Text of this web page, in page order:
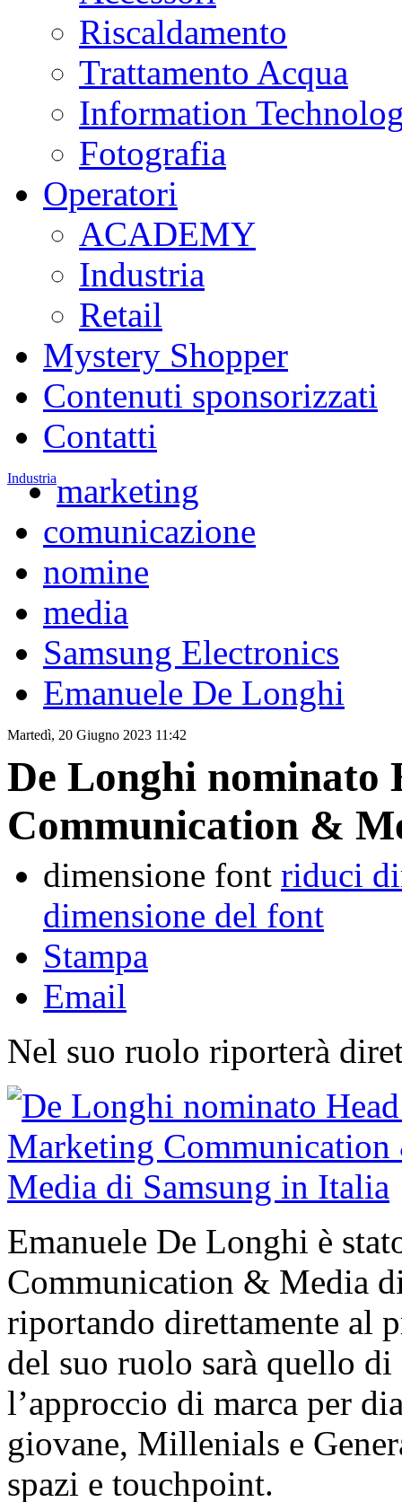
Riscaldamento
Trattamento Acqua
Information
Fotografia
Operatori
ACADEMY
Industria
Retail
Mystery Shopper
Contenuti sponsorizzati
Contatti
Industriamarketing
comunicazione
nomine
media
Samsung Electronics
Emanuele De Longhi
Martedì, 20 Giugno 2023 11:42
De Longhi nominato
Communication &
dimensione font riduci
dimensione del font
Stampa
Email
Nel suo ruolo riporterà
Emanuele De Longhi è
Communication & Media
riportando direttamente al
del suo ruolo sarà quello
l’approccio di marca per
giovane, Millenials e
spazi e touchpoint.